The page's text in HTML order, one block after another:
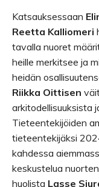
Katsauksessaan
Reetta Kalliomeri
tavalla nuoret
heille merkitsee ja
heidän
Riikka Oittisen
arkitodellisuuksista
Tieteentekijöiden
tieteentekijäksi
kahdessa
keskustelua
huolista Lasse